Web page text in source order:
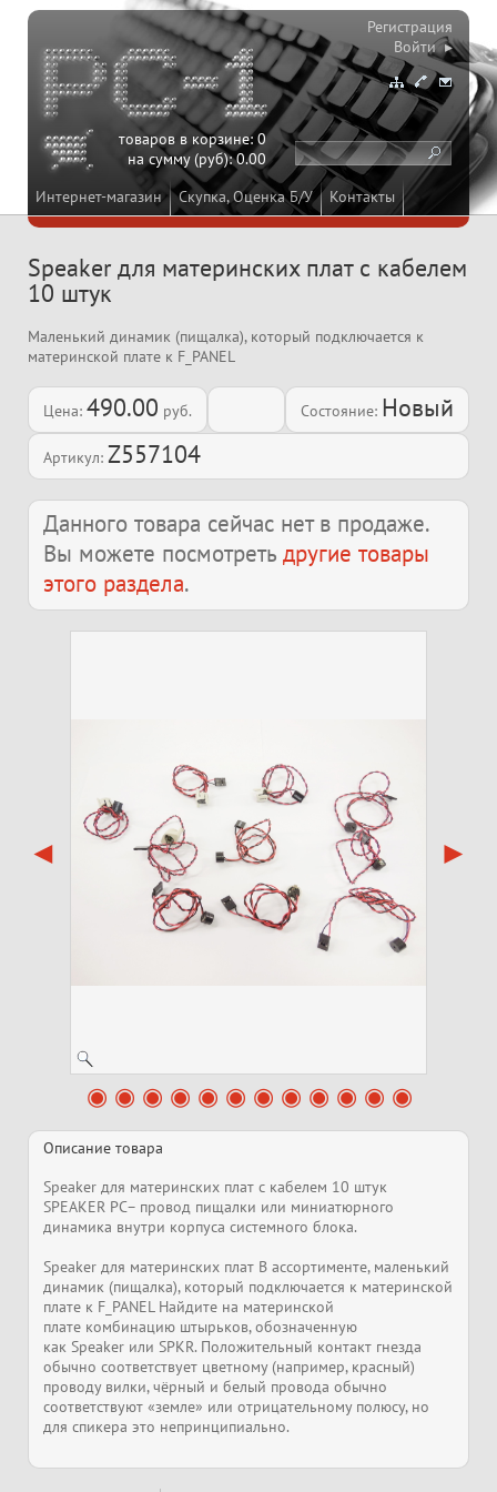
Интернет-магазин Скупка, Оценка Б/У Контакты
товаров в корзине:0
на сумму (руб):0.00
Регистрация
Войти ▸
Speaker для материнских плат с кабелем
10 штук
Маленький динамик (пищалка), который подключается к
материнской плате к F_PANEL
Цена: 490.00 руб. Состояние: Новый
Артикул: Z557104
Данного товара сейчас нет в продаже.
Вы можете посмотреть другие товары
этого раздела.
Описание товара
Speaker для материнских плат с кабелем 10 штук
SPEAKER PC– провод пищалки или миниатюрного
динамика внутри корпуса системного блока.
Speaker для материнских плат В ассортименте, маленький
динамик (пищалка), который подключается к материнской
плате к F_PANEL Найдите на материнской
плате комбинацию штырьков, обозначенную
как Speaker или SPKR. Положительный контакт гнезда
обычно соответствует цветному (например, красный)
проводу вилки, чёрный и белый провода обычно
соответствуют «земле» или отрицательному полюсу, но
для спикера это непринципиально.